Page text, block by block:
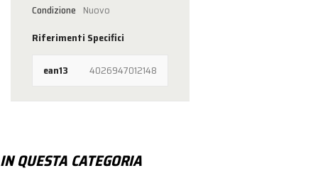
Condizione Nuovo
Riferimenti Specifici
ean13 4026947012148
IN QUESTA CATEGORIA